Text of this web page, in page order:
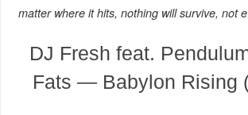
matter where it hits, nothing will survive, not
DJ Fresh feat.
Fats — Babylon Rising